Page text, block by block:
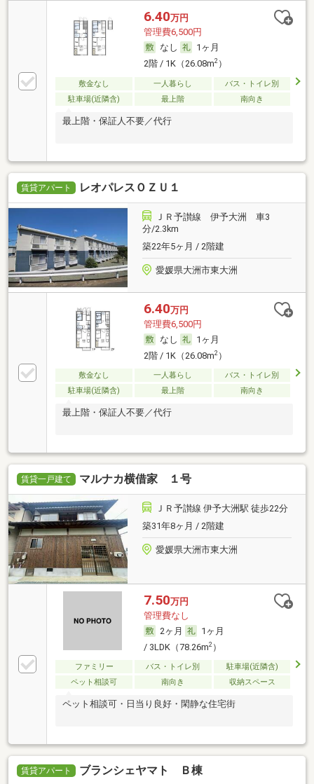
6.40万円
管理費6,500円
なし
1ヶ月
2階 / 1K（26.08m2）
敷金なし 一人暮らし
バス・トイレ別
駐車場(近隣含)
最上階 南向き
最上階・保証人不要／代行
賃貸アパート レオパレスＯＺＵ１
ＪＲ予讃線 伊予大洲 車3
分/2.3km
築22年5ヶ月 / 2階建
愛媛県大洲市東大洲
6.40万円
管理費6,500円
なし
1ヶ月
2階 / 1K（26.08m2）
敷金なし 一人暮らし
バス・トイレ別
駐車場(近隣含)
最上階 南向き
最上階・保証人不要／代行
賃貸一戸建て マルナカ横借家 １号
ＪＲ予讃線 伊予大洲駅 徒歩22分
築31年8ヶ月 / 2階建
愛媛県大洲市東大洲
7.50万円
管理費なし
2ヶ月
1ヶ月
/ 3LDK（78.26m2）
ファミリー バス・トイレ別
駐車場(近隣含)
ペット相談可
南向き 収納スペース
ペット相談可・日当り良好・閑静な住宅街
賃貸アパート ブランシェヤマト Ｂ棟